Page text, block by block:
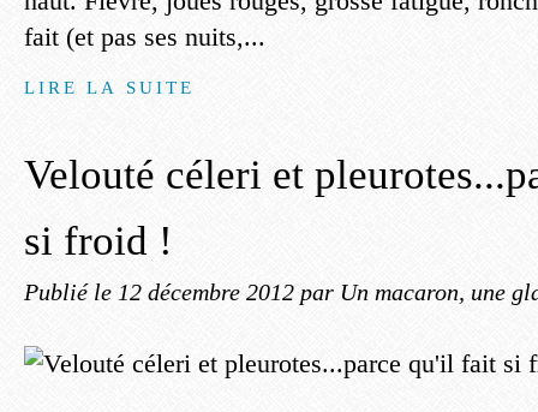
fait (et pas ses nuits,...
LIRE LA SUITE
Velouté céleri et
si froid !
Publié le 12 décembre 2012 par Un macaron, une